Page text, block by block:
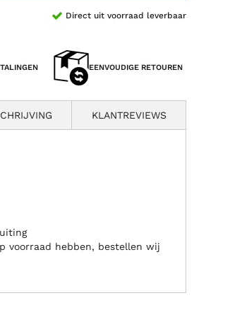
Direct uit voorraad leverbaar
EENVOUDIGE RETOUREN
KLANTREVIEWS
voorraad hebben, bestellen wij